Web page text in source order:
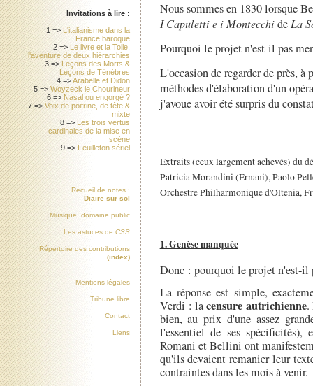
Nous sommes en 1830 lorsque
I Capuletti e i Montecchide La
Pourquoi le projet n'est-il pas
L'occasion de regarder de près,
méthodes d'élaboration d'un
j'avoue avoir été surpris du
Extraits (ceux largement achevés) du
Patricia Morandini (Ernani), Paolo
Orchestre Philharmonique d'Oltenia,
1. Genèse manquée
Donc : pourquoi le projet n'est-il
La réponse est simple,
Verdi : lacensure autrichienne.
bien, au prix d'une assez
l'essentiel de ses spécificités),
Romani et Bellini ont
qu'ils devaient remanier leur
contraintes dans les mois à venir.
Invitations à lire :
1 => L'italianisme dans la
France baroque
2 => Le livre et la Toile,
l'aventure de deux hiérarchies
3 => Leçons des Morts &
Leçons de Ténèbres
4 =>Arabelle et Didon
5 =>Woyzeck le Chourineur
6 => Nasal ou engorgé ?
7 =>Voix de poitrine, de tête &
mixte
8 => Les trois vertus
cardinales de la mise en
scène
9 => Feuilleton sériel
Recueil de notes :
Diaire sur sol
Musique, domaine public
Les astuces de CSS
Répertoire des contributions
(index)
Mentions légales
Tribune libre
Contact
Liens